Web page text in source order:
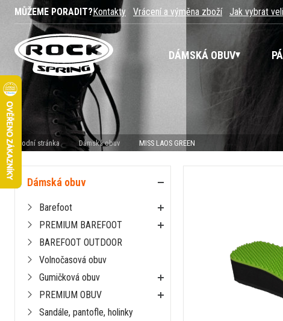
MŮŽEME PORADIT?Kontakty Vrácení a výměna zboží Jak vybrat
DÁMSKÁ OBUV
Úvodní stránka Dámská obuv MISS LAOS GREEN
Dámská obuv
Barefoot
PREMIUM BAREFOOT
BAREFOOT OUTDOOR
Volnočasová obuv
Gumičková obuv
PREMIUM OBUV
Sandále, pantofle, holinky